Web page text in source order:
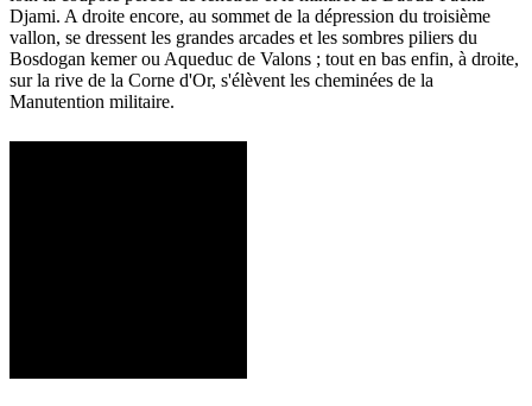
Djami. A droite encore, au sommet de la dépression du troisième
vallon, se dressent les grandes arcades et les sombres piliers du
Bosdogan kemer ou Aqueduc de Valons ; tout en bas enfin, à droite,
sur la rive de la Corne d'Or, s'élèvent les cheminées de la
Manutention militaire.